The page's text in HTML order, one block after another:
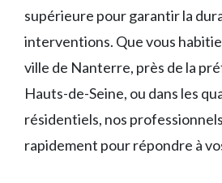
supérieure pour garantir la
interventions. Que vous
ville de Nanterre, près de la
Hauts-de-Seine, ou dans les
résidentiels, nos
rapidement pour répondre à